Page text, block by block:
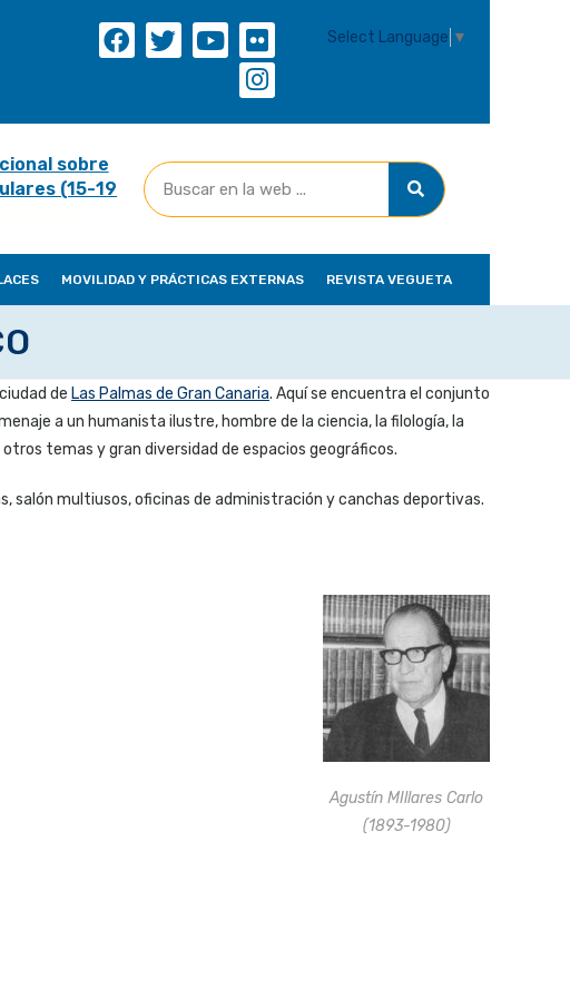
Select Language ▼
sobre
(15-19
MOVILIDAD Y PRÁCTICAS EXTERNAS REVISTA VEGUETA
de Las Palmas de Gran Canaria. Aquí se encuentra el conjunto
a un humanista ilustre, hombre de la ciencia, la filología, la
temas y gran diversidad de espacios geográficos.
salón multiusos, oficinas de administración y canchas deportivas.
Agustín MIllares Carlo
(1893-1980)